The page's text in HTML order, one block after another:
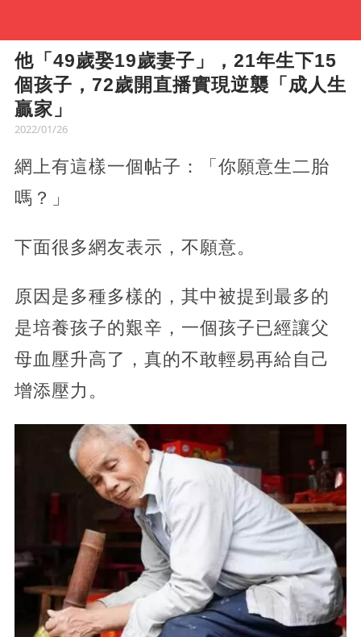
他「49歲娶19歲妻子」，21年生下15
個孩子，72歲開直播實現逆襲「成人生
贏家」
2022/01/26
網上有這樣一個帖子：「你願意生二胎
嗎？」
下面很多網友表示，不願意。
原因是多種多樣的，其中被提到最多的
是培養孩子的艱辛，一個孩子已經讓父
母血壓升高了，真的不敢輕易再給自己
增添壓力。